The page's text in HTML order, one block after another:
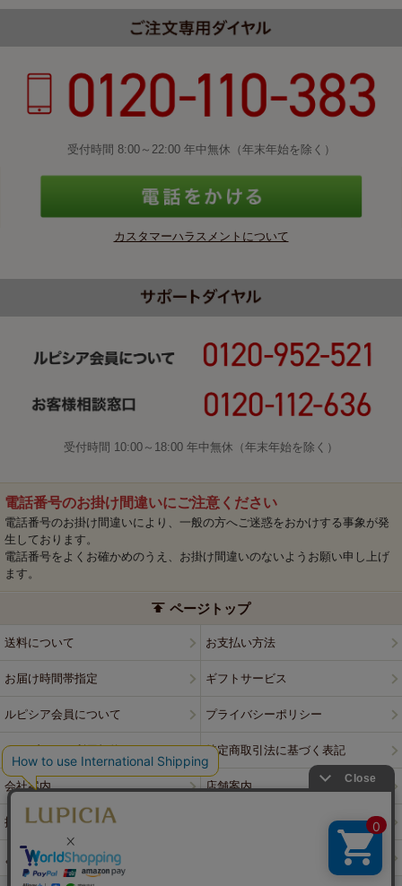
受付時間 8:00～22:00 年中無休（年末年始を除く）
カスタマーハラスメントについて
受付時間 10:00～18:00 年中無休（年末年始を除く）
電話番号のお掛け間違いにご注意ください
電話番号のお掛け間違いにより、一般の方へご迷惑をおかけする事象が発
生しております。
電話番号をよくお確かめのうえ、お掛け間違いのないようお願い申し上げ
ます。
ページトップ
送料について お支払い方法
お届け時間帯指定 ギフトサービス
ルピシア会員について プライバシーポリシー
ウェブサイト利用規約 特定商取引法に基づく表記
会社案内 店舗案内
採用情報
よくある質問